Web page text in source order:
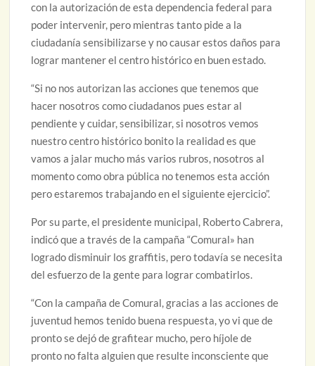
con la autorización de esta dependencia federal para
poder intervenir, pero mientras tanto pide a la
ciudadanía sensibilizarse y no causar estos daños para
lograr mantener el centro histórico en buen estado.
“Si no nos autorizan las acciones que tenemos que
hacer nosotros como ciudadanos pues estar al
pendiente y cuidar, sensibilizar, si nosotros vemos
nuestro centro histórico bonito la realidad es que
vamos a jalar mucho más varios rubros, nosotros al
momento como obra pública no tenemos esta acción
pero estaremos trabajando en el siguiente ejercicio”.
Por su parte, el presidente municipal, Roberto Cabrera,
indicó que a través de la campaña “Comural» han
logrado disminuir los graffitis, pero todavía se necesita
del esfuerzo de la gente para lograr combatirlos.
“Con la campaña de Comural, gracias a las acciones de
juventud hemos tenido buena respuesta, yo vi que de
pronto se dejó de grafitear mucho, pero híjole de
pronto no falta alguien que resulte inconsciente que